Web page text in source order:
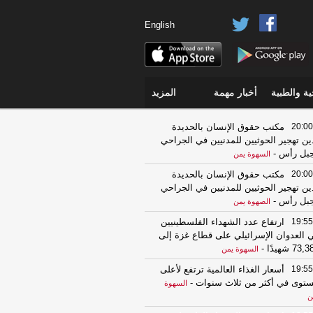
English
والطبية أخبار مهمة المزيد
20:00
مكتب حقوق الإنسان بالحديدة
تهجير الحوثيين للمدنيين في الجراحي
رأس - السهوة يمن
20:00
مكتب حقوق الإنسان بالحديدة
تهجير الحوثيين للمدنيين في الجراحي
رأس - الصهوة يمن
19:55
ارتفاع عدد الشهداء الفلسطينيين
العدوان الإسرائيلي على قطاع غزة إلى
شهيدًا
- السهوة يمن
19:55
أسعار الغذاء العالمية ترتفع لأعلى
في أكثر من ثلاث سنوات - السهوة